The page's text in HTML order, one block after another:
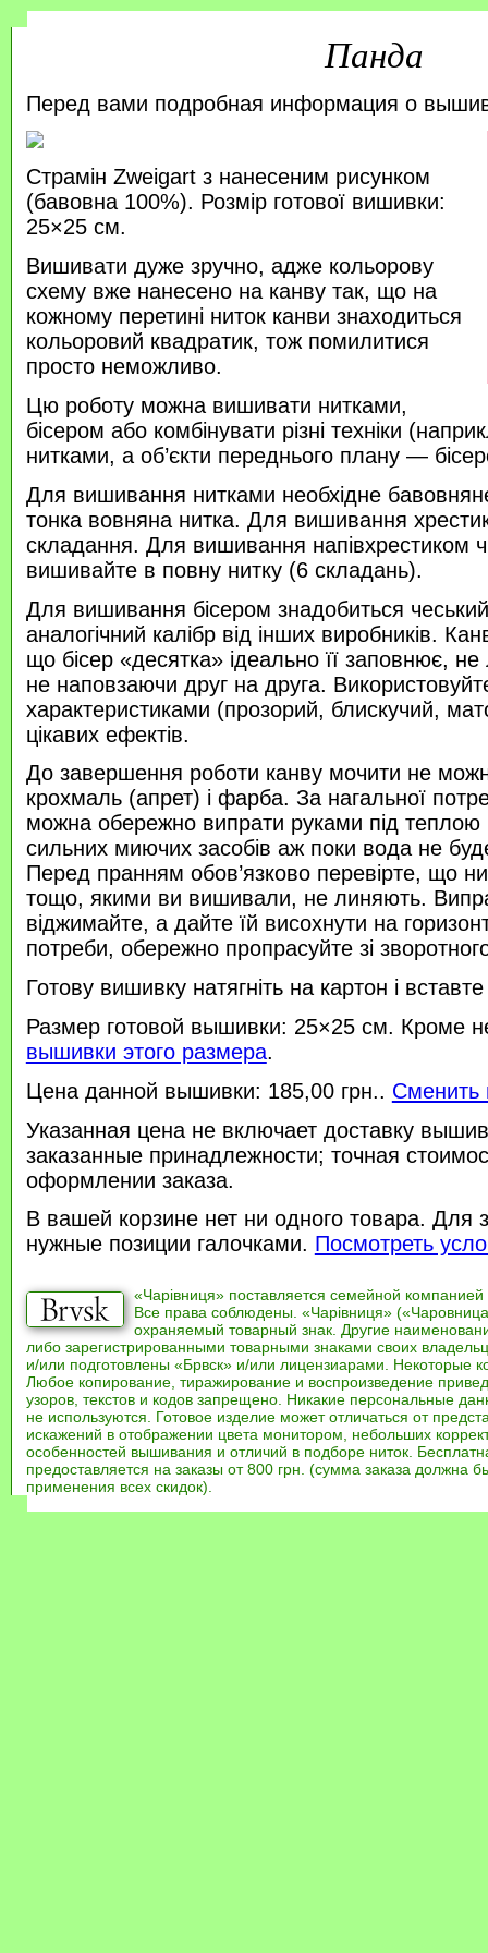
Панда
Перед вами подробная информация о
Страмін Zweigart з нанесеним рисунком
(бавовна 100%). Розмір готової вишивки:
25×25 см.
Вишивати дуже зручно, адже кольорову
схему вже нанесено на канву так, що на
кожному перетині ниток канви знаходиться
кольоровий квадратик, тож помилитися
просто неможливо.
Цю роботу можна вишивати нитками,
бісером або комбінувати різні техніки
нитками, а об’єкти переднього плану —
Для вишивання нитками необхідне
тонка вовняна нитка. Для вишивання
складання. Для вишивання напівхрестиком
вишивайте в повну нитку (6 складань).
Для вишивання бісером знадобиться
аналогічний калібр від інших виробників.
що бісер «десятка» ідеально її заповнює,
не наповзаючи друг на друга.
характеристиками (прозорий, блискучий,
цікавих ефектів.
До завершення роботи канву мочити не
крохмаль (апрет) і фарба. За нагальної
можна обережно випрати руками під
сильних миючих засобів аж поки вода не
Перед пранням обов’язково перевірте, що
тощо, якими ви вишивали, не линяють.
віджимайте, а дайте їй висохнути на
потреби, обережно пропрасуйте зі
Готову вишивку натягніть на картон і
Размер готовой вышивки: 25×25 см. Кроме
вышивки этого размера.
Цена данной вышивки: 185,00 грн.. Сменить
Указанная цена не включает доставку
заказанные принадлежности; точная
оформлении заказа.
В вашей корзине нет ни одного товара. Для
нужные позиции галочками. Посмотреть
«Чарівниця» поставляется семейной компанией
Все права соблюдены. «Чарівниця»
охраняемый товарный знак. Другие
либо зарегистрированными товарными знаками своих
и/или подготовлены «Брвск» и/или лицензиарами. Некоторые
Любое копирование, тиражирование и воспроизведение
узоров, текстов и кодов запрещено. Никакие персональные
не используются. Готовое изделие может отличаться от
искажений в отображении цвета монитором, небольших
особенностей вышивания и отличий в подборе ниток.
предоставляется на заказы от 800 грн. (сумма заказа должна
применения всех скидок).